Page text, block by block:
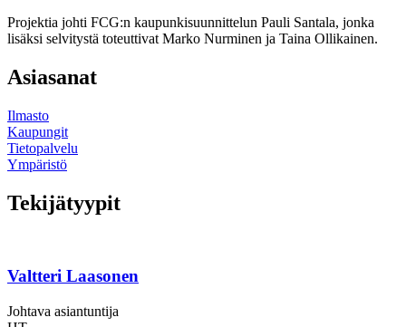
Projektia johti FCG:n kaupunkisuunnittelun Pauli Santala, jonka
lisäksi selvitystä toteuttivat Marko Nurminen ja Taina Ollikainen.
Asiasanat
Ilmasto
Kaupungit
Tietopalvelu
Ympäristö
Tekijätyypit
Valtteri Laasonen
Johtava asiantuntija